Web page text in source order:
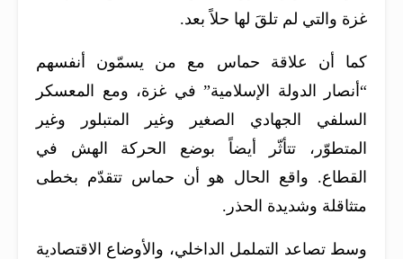
غزة والتي لم تلقَ لها حلاً بعد.
كما أن علاقة حماس مع من يسمّون أنفسهم
“أنصار الدولة الإسلامية” في غزة، ومع المعسكر
السلفي الجهادي الصغير وغير المتبلور وغير
المتطوّر، تتأثّر أيضاً بوضع الحركة الهش في
القطاع. واقع الحال هو أن حماس تتقدّم بخطى
متثاقلة وشديدة الحذر.
وسط تصاعد التململ الداخلي، والأوضاع الاقتصادية